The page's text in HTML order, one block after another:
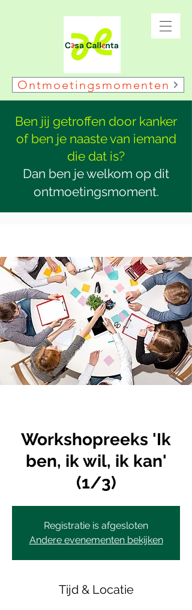
Ontmoetingsmomenten
Ben jij getroffen door kanker
of ben je naaste van iemand
die dat is?
Dan ben je welkom op dit
ontmoetingsmoment.
Workshopreeks 'Ik
ben, ik wil, ik kan'
(1/3)
Registratie is afgesloten
Andere evenementen bekijken
Tijd & Locatie